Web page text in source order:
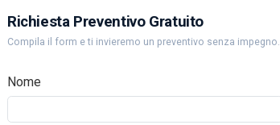
Richiesta Preventivo Gratuito
Compila il form e ti invieremo un preventivo senza impegno.
Nome